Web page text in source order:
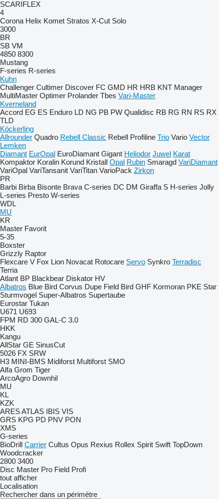
SCARIFLEX
4
Corona Helix Komet Stratos X-Cut Solo
3000
BR
SB VM
4850 8300
Mustang
F-series R-series
Kuhn
Challenger Cultimer Discover FC GMD HR HRB KNT Manager
MultiMaster Optimer Prolander Tbes Vari-Master
Kverneland
Accord EG ES Enduro LD NG PB PW Qualidisc RB RG RN RS RX
TLD
Köckerling
Allrounder Quadro Rebell Classic Rebell Profiline Trio Vario Vector
Lemken
Diamant EurOpal EuroDiamant Gigant Heliodor Juwel Karat
Kompaktor Koralin Korund Kristall Opal Rubin Smaragd VariDiamant
VariOpal VariTansanit VariTitan VarioPack Zirkon
PR
Barbi Birba Bisonte Brava C-series DC DM Giraffa S H-series Jolly
L-series Presto W-series
WDL
MU
KR
Master Favorit
5-35
Boxster
Grizzly Raptor
Flexcare V Fox Lion Novacat Rotocare Servo Synkro Terradisc
Terria
Atlant BP Blackbear Diskator HV
Albatros Blue Bird Corvus Dupe Field Bird GHF Kormoran PKE Star
Sturmvogel Super-Albatros Supertaube
Eurostar Tukan
U671 U693
FPM RD 300 GAL-C 3.0
HKK
Kangu
AllStar GE SinusCut
5026 FX SRW
H3 MINI-BMS Midiforst Multiforst SMO
Alfa Grom Tiger
ArcoAgro Downhil
MU
KL
KZK
ARESATLAS IBIS VIS
GRS KPG PD PNV PON
XMS
G-series
BioDrill Carrier Cultus Opus Rexius Rollex Spirit Swift TopDown
Woodcracker
2800 3400
Disc Master Pro Field Profi
tout afficher
Localisation
Rechercher dans un périmètre